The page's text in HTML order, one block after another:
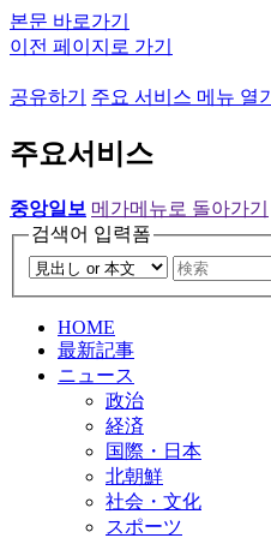
본문 바로가기
이전 페이지로 가기
공유하기 주요 서비스 메뉴 열기
주요서비스
중앙일보 메가메뉴로 돌아가기
검색어 입력폼
HOME
最新記事
ニュース
政治
経済
国際・日本
北朝鮮
社会・文化
スポーツ